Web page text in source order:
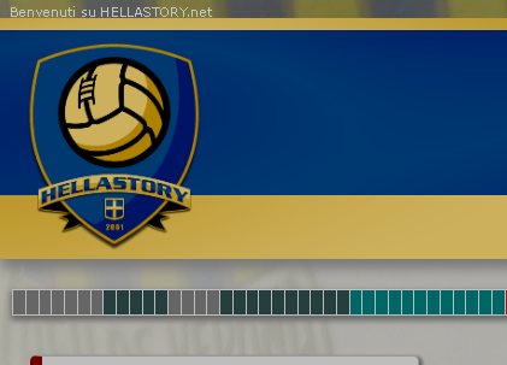
Benvenuti su HELLASTORY.net